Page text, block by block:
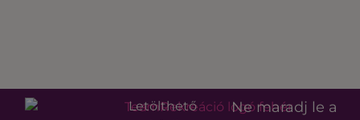
Letölthető
Ne maradj le a